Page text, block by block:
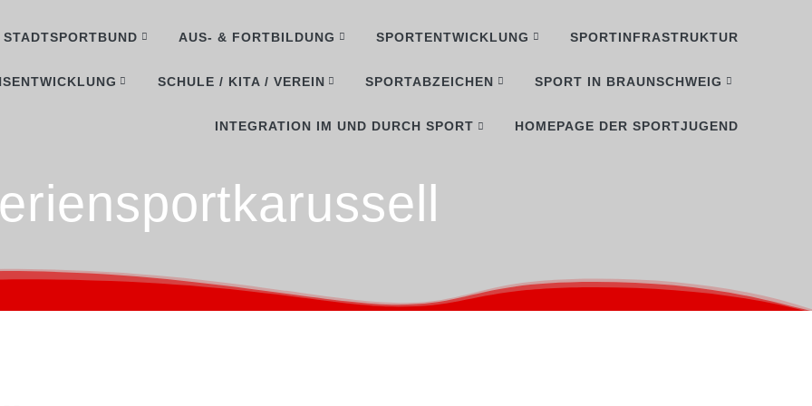
STADTSPORTBUND AUS- & FORTBILDUNG SPORTENTWICKLUNG SPORTINFRASTRUKTUR
SCHULE / KITA / VEREIN SPORTABZEICHEN SPORT IN BRAUNSCHWEIG
INTEGRATION IM UND DURCH SPORT HOMEPAGE DER SPORTJUGEND